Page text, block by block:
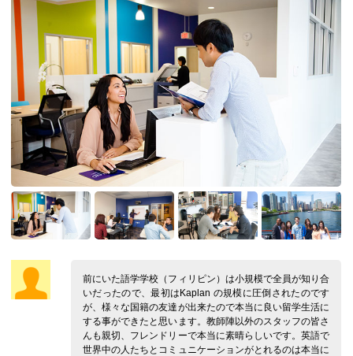
前にいた語学学校（フィリピン）は小規模で全員が知り合
いだったので、最初はKaplan の規模に圧倒されたのです
が、様々な国籍の友達が出来たので本当に良い留学生活に
する事ができたと思います。教師陣以外のスタッフの皆さ
んも親切、フレンドリーで本当に素晴らしいです。英語で
世界中の人たちとコミュニケーションがとれるのは本当に